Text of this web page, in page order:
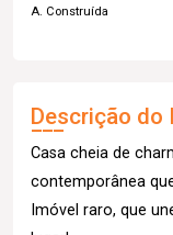
A. Construída
Descrição do
Casa cheia de
contemporânea
Imóvel raro, que